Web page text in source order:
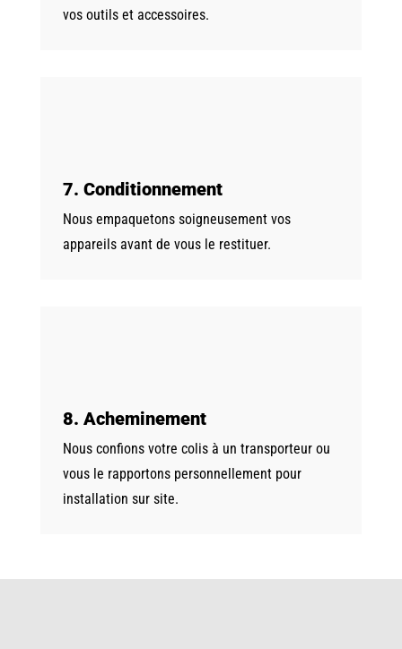
vos outils et accessoires.
7. Conditionnement
Nous empaquetons soigneusement vos
appareils avant de vous le restituer.
8. Acheminement
Nous confions votre colis à un transporteur ou
vous le rapportons personnellement pour
installation sur site.